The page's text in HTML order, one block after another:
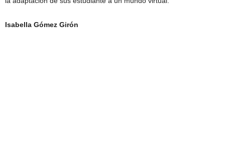
Isabella Gómez Girón